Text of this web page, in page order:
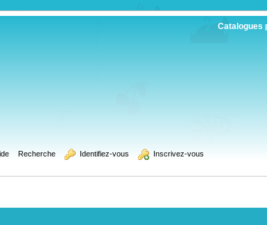
Catalogues
Recherche Identifiez-vous Inscrivez-vous